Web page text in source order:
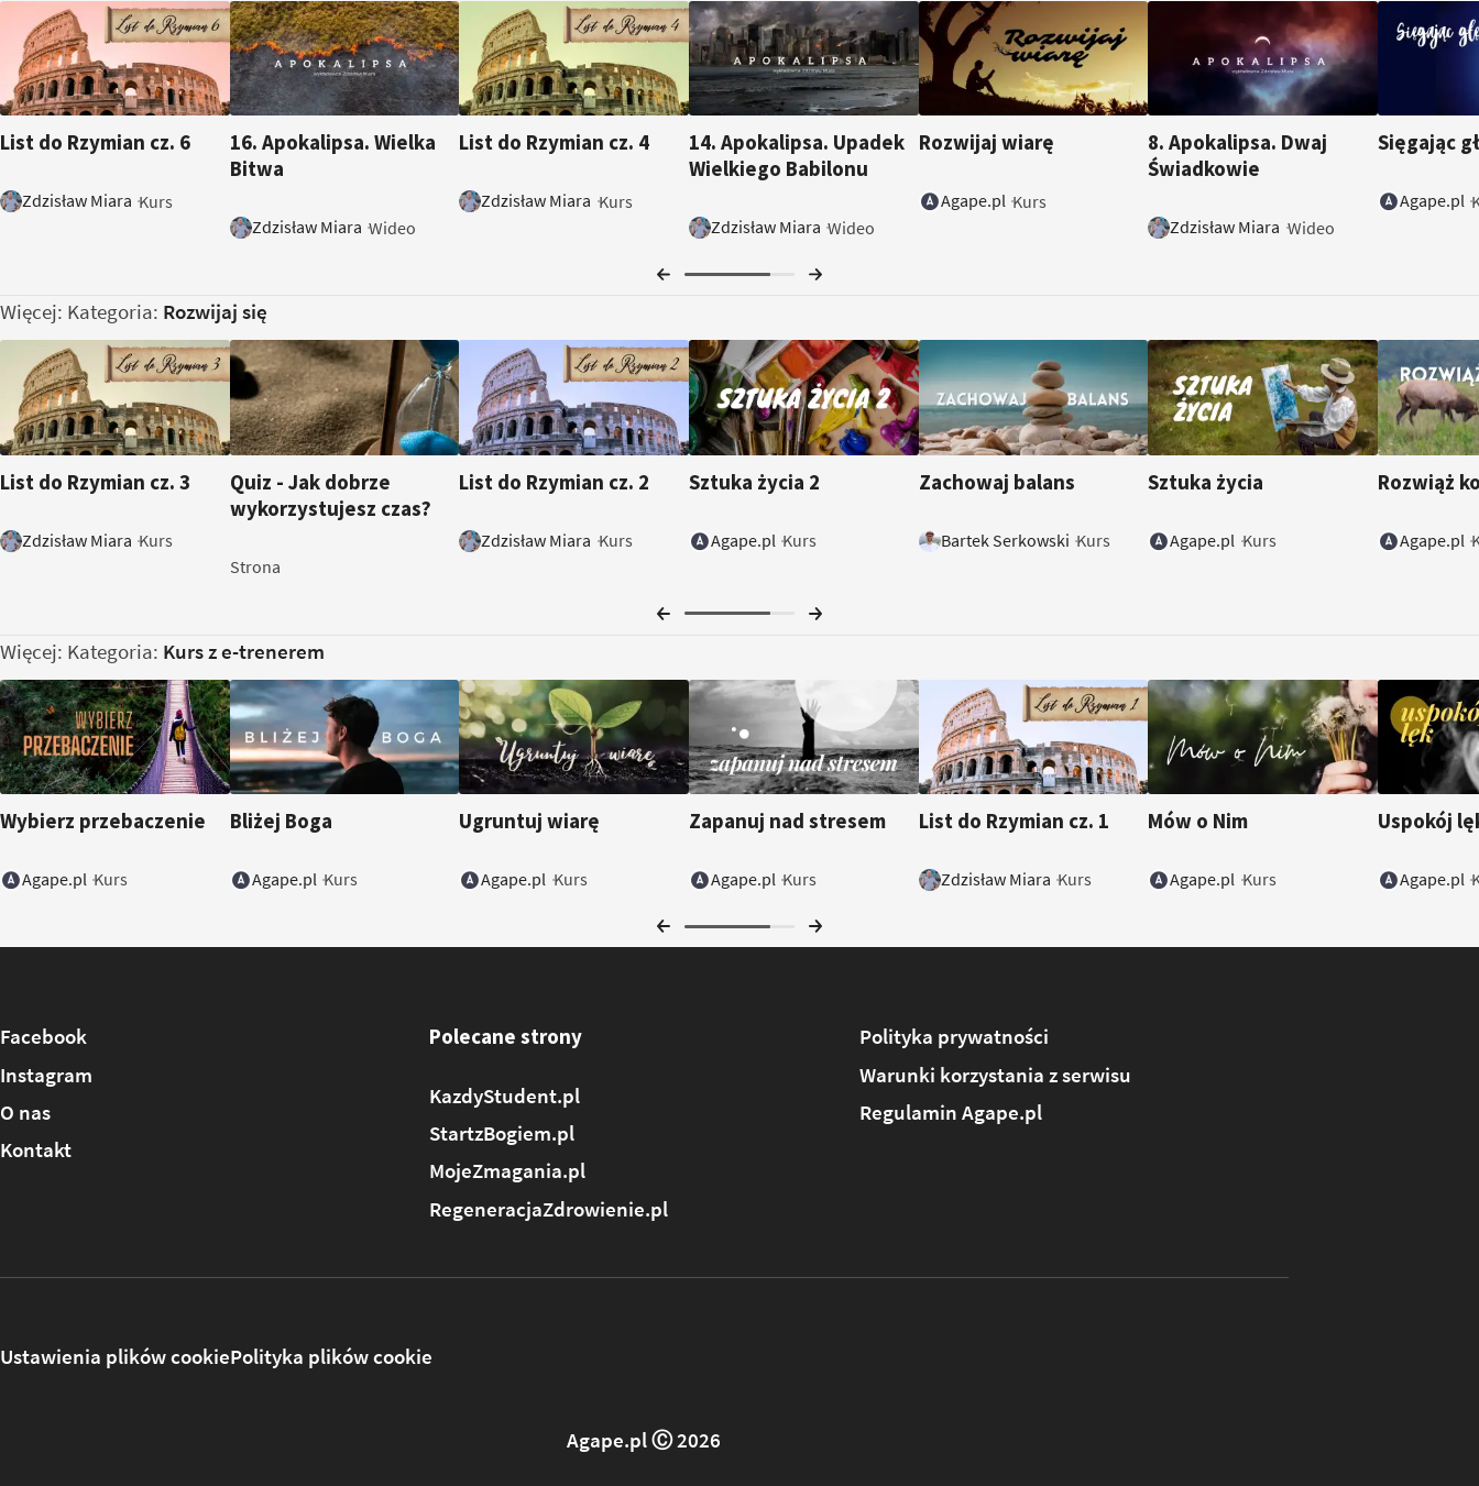
List do Rzymian cz. 6
Zdzisław Miara Kurs
16. Apokalipsa. Wielka
Bitwa
Zdzisław Miara Wideo
List do Rzymian cz. 4
Zdzisław Miara Kurs
14. Apokalipsa. Upadek
Wielkiego Babilonu
Zdzisław Miara Wideo
Rozwijaj wiarę
Agape.pl Kurs
8. Apokalipsa. Dwaj
Świadkowie
Zdzisław Miara Wideo
Sięgając
Agape.pl
Więcej: Kategoria: Rozwijaj się
List do Rzymian cz. 3
Zdzisław Miara Kurs
Quiz - Jak dobrze
wykorzystujesz czas?
Strona
List do Rzymian cz. 2
Zdzisław Miara Kurs
Sztuka życia 2
Agape.pl Kurs
Zachowaj balans
Bartek Serkowski Kurs
Sztuka życia
Agape.pl Kurs
Rozwiąż
Agape.pl
Więcej: Kategoria: Kurs z e-trenerem
Wybierz przebaczenie
Agape.pl Kurs
Bliżej Boga
Agape.pl Kurs
Ugruntuj wiarę
Agape.pl Kurs
Zapanuj nad stresem
Agape.pl Kurs
List do Rzymian cz. 1
Zdzisław Miara Kurs
Mów o Nim
Agape.pl Kurs
Uspokój
Agape.pl
Facebook
Instagram
O nas
Kontakt
Polecane strony
KazdyStudent.pl
StartzBogiem.pl
MojeZmagania.pl
RegeneracjaZdrowienie.pl
Polityka prywatności
Warunki korzystania z serwisu
Regulamin Agape.pl
Ustawienia plików cookiePolityka plików cookie
Agape.pl Ⓒ 2026